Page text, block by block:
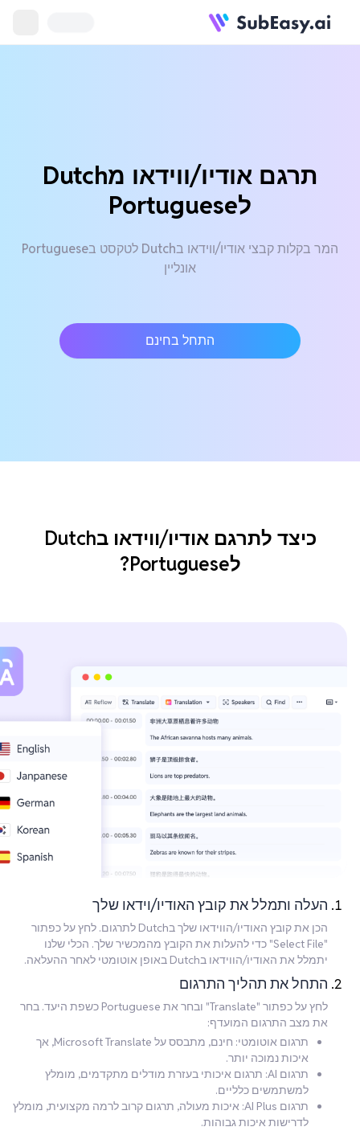
תרגם אודיו/ווידאו מDutch
לPortuguese
המר בקלות קבצי אודיו/ווידאו בDutch לטקסט בPortuguese
אונליין
התחל בחינם
כיצד לתרגם אודיו/ווידאו בDutch
לPortuguese?
העלה ותמלל את קובץ האודיו/וידאו שלך
הכן את קובץ האודיו/הווידאו שלך בDutch לתרגום. לחץ על כפתור
"Select File" כדי להעלות את הקובץ מהמכשיר שלך. הכלי שלנו
יתמלל את האודיו/הווידאו בDutch באופן אוטומטי לאחר ההעלאה.
התחל את תהליך התרגום
לחץ על כפתור "Translate" ובחר את Portuguese כשפת היעד. בחר
את מצב התרגום המועדף:
תרגום אוטומטי: חינם, מתבסס על Microsoft Translate, אך
איכות נמוכה יותר.
תרגום AI: תרגום איכותי בעזרת מודלים מתקדמים, מומלץ
למשתמשים כלליים.
תרגום AI Plus: איכות מעולה, תרגום קרוב לרמה מקצועית, מומלץ
לדרישות איכות גבוהות.